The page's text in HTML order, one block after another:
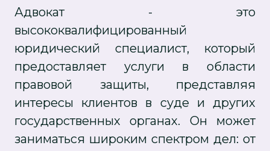
Адвокат - это
высококвалифицированный
юридический специалист, который
предоставляет услуги в области
правовой защиты, представляя
интересы клиентов в суде и других
государственных органах. Он может
заниматься широким спектром дел: от